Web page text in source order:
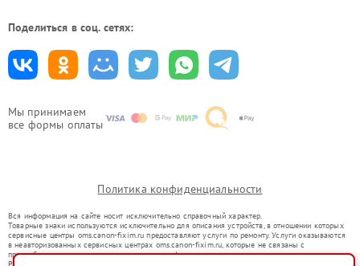
Мы принимаем
все формы оплаты
Поделиться в соц. сетях:
Политика конфиденциальности
Вся информация на сайте носит исключительно справочный характер.
Товарные знаки используются исключительно для описания устройств, в отношении которых
сервисные центры oms.canon-fixim.ru предоставляют услуги по ремонту. Услуги оказываются
в неавторизованных сервисных центрах oms.canon-fixim.ru, которые не связаны с
правообладателями товарных знаков или их официальными представителями.
Ремонт осуществляется для устройств, уже введенных в гражданский оборот в соответствии